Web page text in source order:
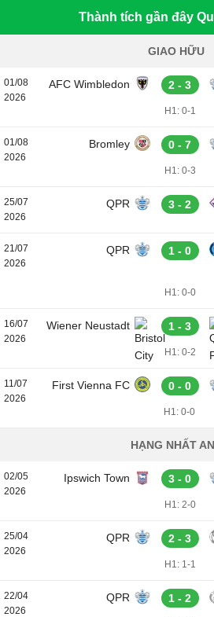
Thành tích gần đây
GIAO HỮU
01/08
2026
AFC Wimbledon 2 - 3
H1: 0-1
01/08
2026
Bromley 0 - 7
H1: 0-3
25/07
2026
QPR 3 - 2
21/07
2026
QPR 1 - 0
H1: 0-0
16/07
2026
Wiener Neustadt 1 - 3
H1: 0-2
11/07
2026
First Vienna FC 0 - 0
H1: 0-0
HẠNG NHẤT
02/05
2026
Ipswich Town 3 - 0
H1: 2-0
25/04
2026
QPR 2 - 3
H1: 1-1
22/04
2026
QPR 1 - 2